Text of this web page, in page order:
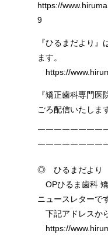
https://
9
『ひるまだより』
ます。
https://
『矯正歯科専門
ごろ配信いたしま
￣￣￣￣￣￣￣￣
￣￣￣￣￣￣￣￣
◎ ひるまだより
OPひるま歯科
ニュースレターで
下記アドレスか
https://